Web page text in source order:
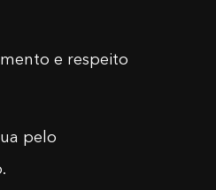
e respeito
pelo